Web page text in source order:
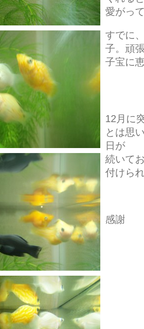
愛がっ
すでに
子。頑
子宝に
12月に
とは思
日が
続いて
付けら
感謝